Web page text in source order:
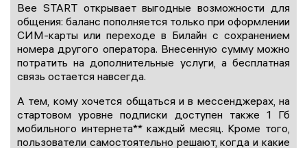
Bee START открывает выгодные возможности для
общения: баланс пополняется только при оформлении
СИМ-карты или переходе в Билайн с сохранением
номера другого оператора. Внесенную сумму можно
потратить на дополнительные услуги, а бесплатная
связь остается навсегда.
А тем, кому хочется общаться и в мессенджерах, на
стартовом уровне подписки доступен также 1 Гб
мобильного интернета** каждый месяц. Кроме того,
пользователи самостоятельно решают, когда и какие